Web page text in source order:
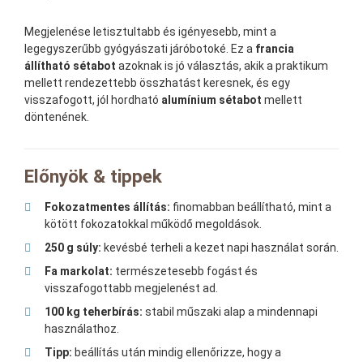
Megjelenése letisztultabb és igényesebb, mint a
legegyszerűbb gyógyászati járóbotoké. Ez a francia
állítható sétabot azoknak is jó választás, akik a praktikum
mellett rendezettebb összhatást keresnek, és egy
visszafogott, jól hordható alumínium sétabot mellett
döntenének.
Előnyök & tippek
Fokozatmentes állítás: finomabban beállítható, mint a
kötött fokozatokkal működő megoldások.
250 g súly: kevésbé terheli a kezet napi használat során.
Fa markolat: természetesebb fogást és
visszafogottabb megjelenést ad.
100 kg teherbírás: stabil műszaki alap a mindennapi
használathoz.
Tipp: beállítás után mindig ellenőrizze, hogy a